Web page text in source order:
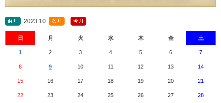
2023.10
日 月 火 水 木 金 土
1 2 3 4 5 6 7
8 9 10 11 12 13 14
15 16 17 18 19 20 21
22 23 24 25 26 27 28